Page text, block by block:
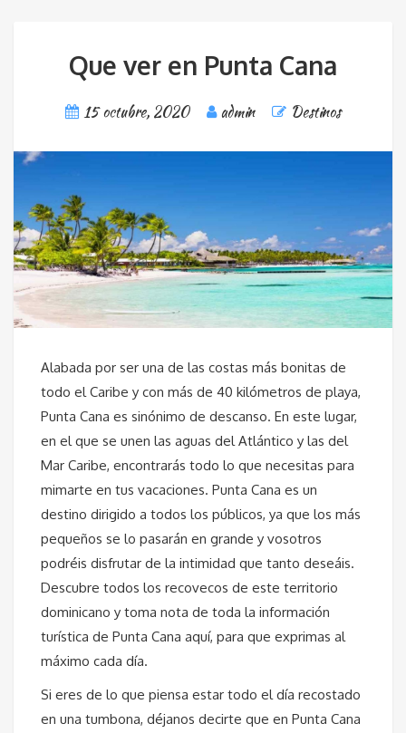
Que ver en Punta Cana
15 octubre, 2020 admin Destinos
Alabada por ser una de las costas más bonitas de
todo el Caribe y con más de 40 kilómetros de playa,
Punta Cana es sinónimo de descanso. En este lugar,
en el que se unen las aguas del Atlántico y las del
Mar Caribe, encontrarás todo lo que necesitas para
mimarte en tus vacaciones. Punta Cana es un
destino dirigido a todos los públicos, ya que los más
pequeños se lo pasarán en grande y vosotros
podréis disfrutar de la intimidad que tanto deseáis.
Descubre todos los recovecos de este territorio
dominicano y toma nota de toda la información
turística de Punta Cana aquí, para que exprimas al
máximo cada día.
Si eres de lo que piensa estar todo el día recostado
en una tumbona, déjanos decirte que en Punta Cana